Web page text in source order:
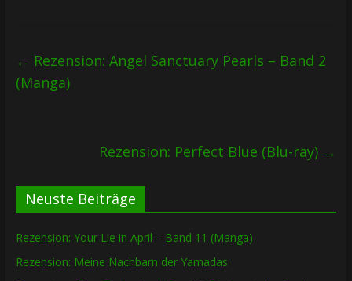
← Rezension: Angel Sanctuary Pearls – Band 2
(Manga)
Rezension: Perfect Blue (Blu-ray) →
Neuste Beiträge
Rezension: Your Lie in April – Band 11 (Manga)
Rezension: Meine Nachbarn der Yamadas